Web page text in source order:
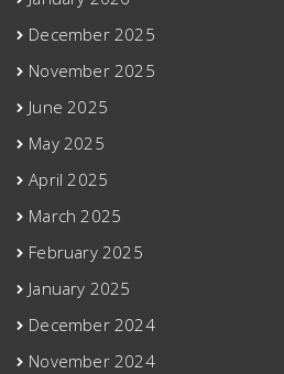
December 2025
November 2025
June 2025
May 2025
April 2025
March 2025
February 2025
January 2025
December 2024
November 2024